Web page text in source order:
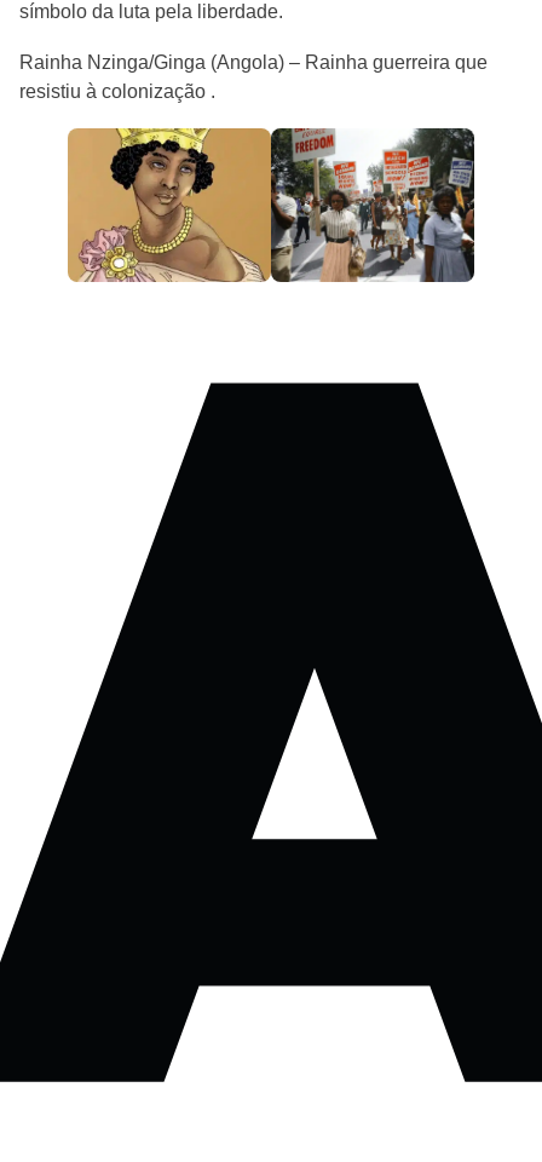
símbolo da luta pela liberdade.
Rainha Nzinga/Ginga (Angola) – Rainha guerreira que
resistiu à colonização .